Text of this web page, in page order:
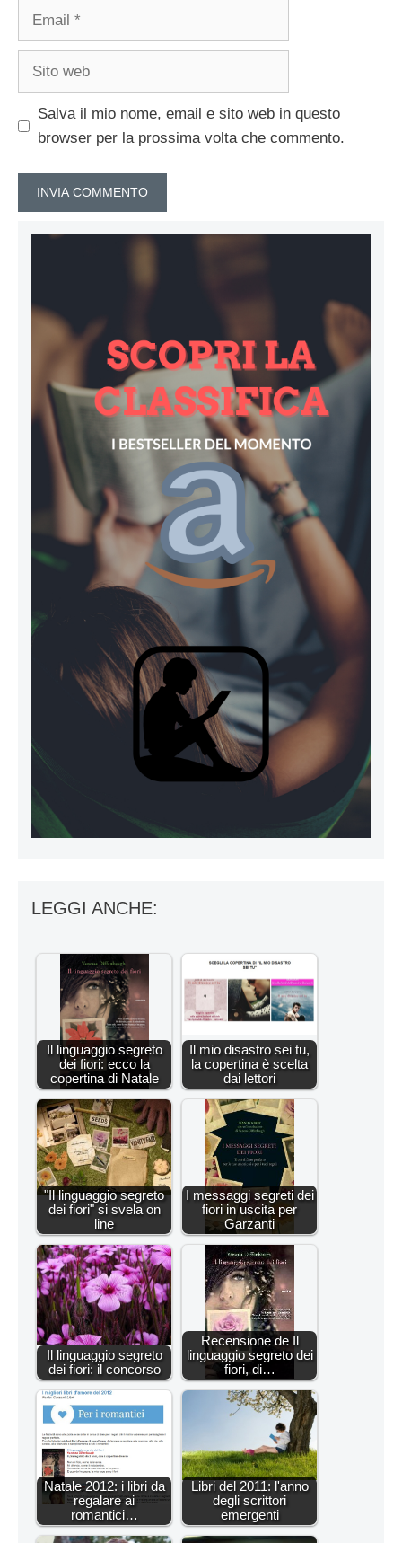
Email
Sito
Salva il mio nome, email e sito web in questo
browser per la prossima volta che commento.
LEGGI ANCHE:
Il linguaggio segreto
dei fiori: ecco la
copertina di Natale
Il mio disastro sei tu,
la copertina è scelta
dai lettori
"Il linguaggio segreto
dei fiori" si svela on
line
I messaggi segreti dei
fiori in uscita per
Garzanti
Il linguaggio segreto
dei fiori: il concorso
Recensione de Il
linguaggio segreto dei
fiori, di…
Natale 2012: i libri da
regalare ai
romantici…
Libri del 2011: l'anno
degli scrittori
emergenti